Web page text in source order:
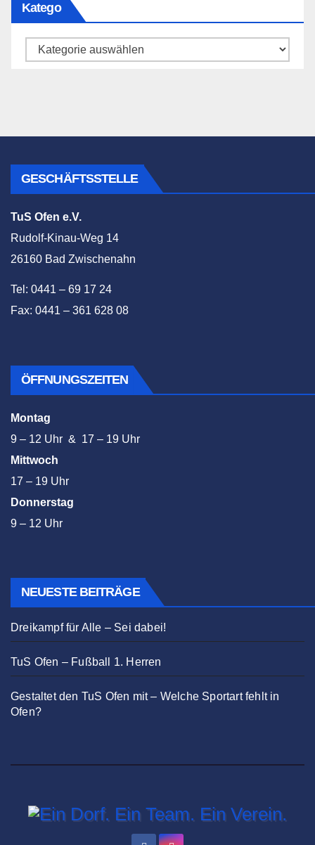
Katego
Katego
GESCHÄFTSSTELLE
TuS Ofen e.V.
Rudolf-Kinau-Weg 14
26160 Bad Zwischenahn
Tel: 0441 – 69 17 24
Fax: 0441 – 361 628 08
ÖFFNUNGSZEITEN
Montag
9 – 12 Uhr & 17 – 19 Uhr
Mittwoch
17 – 19 Uhr
Donnerstag
9 – 12 Uhr
NEUESTE BEITRÄGE
Dreikampf für Alle – Sei dabei!
TuS Ofen – Fußball 1. Herren
Gestaltet den TuS Ofen mit – Welche Sportart fehlt in
Ofen?